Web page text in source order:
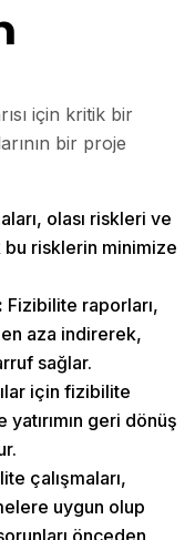
için kritik bir
bir proje
olası riskleri ve
risklerin minimize
Fizibilite raporları,
en aza indirerek,
sağlar.
için fizibilite
yatırımın geri dönüş
çalışmaları,
uygun olup
önceden